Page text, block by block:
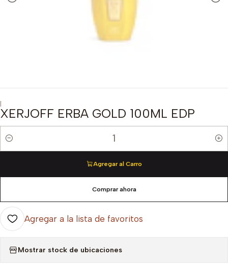
|
XERJOFF ERBA GOLD 100ML EDP
Cantidad
Agregar al Carro
Comprar ahora
Agregar a la lista de favoritos
Mostrar stock de ubicaciones